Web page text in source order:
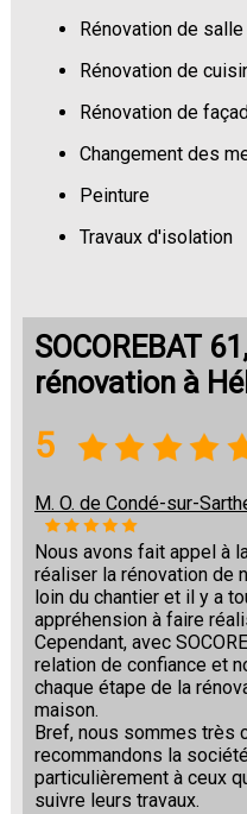
Rénovation de
Rénovation de
Rénovation de
Changement des
Peinture
Travaux d'isolation
SOCOREBAT
rénovation à
5
M. O. de Condé-sur-
Nous avons fait appel à
réaliser la rénovation de
loin du chantier et il y a
appréhension à faire
Cependant, avec
relation de confiance et
chaque étape de la
maison.
Bref, nous sommes très
recommandons la
particulièrement à ceux
suivre leurs travaux.